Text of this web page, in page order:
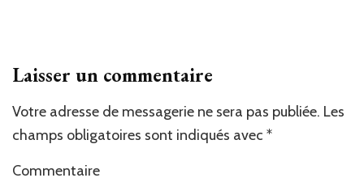
Laisser un commentaire
Votre adresse de messagerie ne sera pas publiée. Les
champs obligatoires sont indiqués avec *
Commentaire